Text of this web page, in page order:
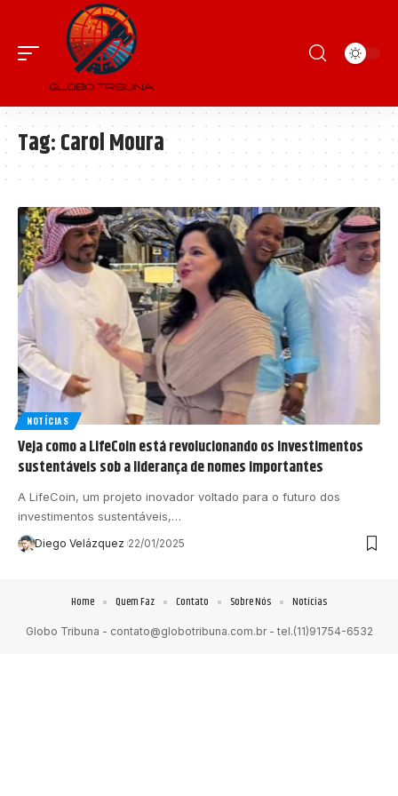
Tag:Carol Moura
NOTÍCIAS
Veja como a LifeCoin está revolucionando os investimentos
sustentáveis sob a liderança de nomes importantes
A LifeCoin, um projeto inovador voltado para o futuro dos
investimentos sustentáveis,…
Diego Velázquez 22/01/2025
Globo Tribuna - contato@globotribuna.com.br- tel.(11)91754-6532
Home Quem Faz Contato Sobre Nós Notícias